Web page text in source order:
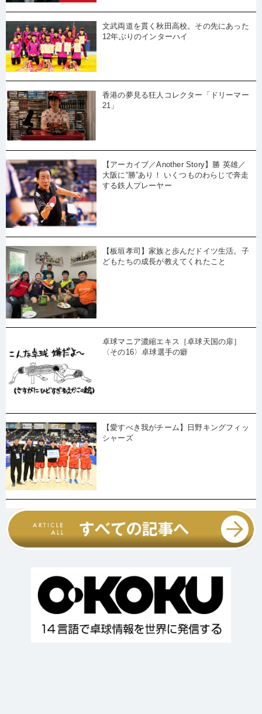
文武両道を貫く秋田高校。その先にあった
12年ぶりのインターハイ
香港の夢見る狂人コレクター「ドリーマー
21」
【アーカイブ／Another Story】勝 英雄／
大阪に“勝”あり！ いくつものわらじで奔走
する鉄人プレーヤー
【板垣孝司】家族と歩んだドイツ生活。子
どもたちの成長が教えてくれたこと
卓球マニア濃縮エキス［卓球天国の扉］
〈その16〉卓球選手の癖
【愛すべき我がチーム】日野キングフィッ
シャーズ